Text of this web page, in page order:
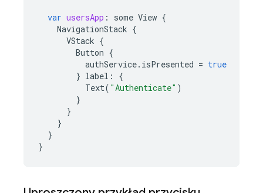
var usersApp : some View {
NavigationStack {
VStack {
Button {
authService. isPresented = true
} label :
{
Text( "Authenticate" )
}
}
}
}
}